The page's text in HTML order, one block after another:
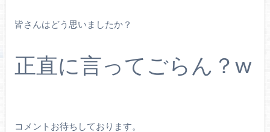
皆さんはどう思いましたか？
正直に言ってごらん？w
コメントお待ちしております。